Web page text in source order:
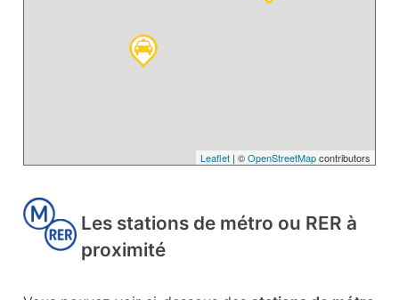
Leaflet| ©OpenStreetMapcontributors
Les stations de métro ou RER à
proximité